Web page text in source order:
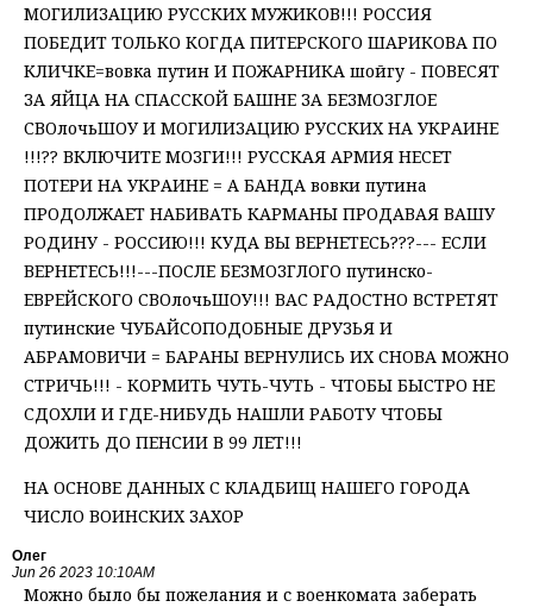
МОГИЛИЗАЦИЮ РУССКИХ МУЖИКОВ!!! РОССИЯ
ПОБЕДИТ ТОЛЬКО КОГДА ПИТЕРСКОГО ШАРИКОВА ПО
КЛИЧКЕ=вовка путин И ПОЖАРНИКА шойгу - ПОВЕСЯТ
ЗА ЯЙЦА НА СПАССКОЙ БАШНЕ ЗА БЕЗМОЗГЛОЕ
СВОлочьШОУ И МОГИЛИЗАЦИЮ РУССКИХ НА УКРАИНЕ
!!!?? ВКЛЮЧИТЕ МОЗГИ!!! РУССКАЯ АРМИЯ НЕСЕТ
ПОТЕРИ НА УКРАИНЕ = А БАНДА вовки путина
ПРОДОЛЖАЕТ НАБИВАТЬ КАРМАНЫ ПРОДАВАЯ ВАШУ
РОДИНУ - РОССИЮ!!! КУДА ВЫ ВЕРНЕТЕСЬ???--- ЕСЛИ
ВЕРНЕТЕСЬ!!!---ПОСЛЕ БЕЗМОЗГЛОГО путинско-
ЕВРЕЙСКОГО СВОлочьШОУ!!! ВАС РАДОСТНО ВСТРЕТЯТ
путинские ЧУБАЙСОПОДОБНЫЕ ДРУЗЬЯ И
АБРАМОВИЧИ = БАРАНЫ ВЕРНУЛИСЬ ИХ СНОВА МОЖНО
СТРИЧЬ!!! - КОРМИТЬ ЧУТЬ-ЧУТЬ - ЧТОБЫ БЫСТРО НЕ
СДОХЛИ И ГДЕ-НИБУДЬ НАШЛИ РАБОТУ ЧТОБЫ
ДОЖИТЬ ДО ПЕНСИИ В 99 ЛЕТ!!!
НА ОСНОВЕ ДАННЫХ С КЛАДБИЩ НАШЕГО ГОРОДА
ЧИСЛО ВОИНСКИХ ЗАХОР
Олег
Jun 26 2023 10:10AM
Можно было бы пожелания и с военкомата заберать